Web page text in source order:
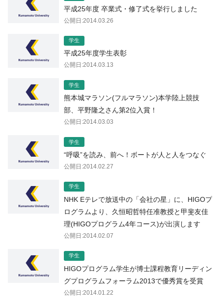
平成25年度 卒業式・修了式を挙行しました
公開日:2014.03.26
学生
平成25年度学生表彰
公開日:2014.03.13
学生
熊本城マラソン(フルマラソン)本学陸上競技
部、平野隆之さん第2位入賞！
公開日:2014.03.03
学生
“呼吸”を読み、前へ！ボートが人と人をつなぐ
公開日:2014.02.27
学生
NHK Eテレで放送中の「会社の星」に、HIGOプ
ログラムより、久恒昭哲特任准教授と甲斐友佳
理(HIGOプログラム4年コース)が出演します
公開日:2014.02.07
学生
HIGOプログラム学生が博士課程教育リーディン
グプログラムフォーラム2013で優秀賞を受賞
公開日:2014.01.22